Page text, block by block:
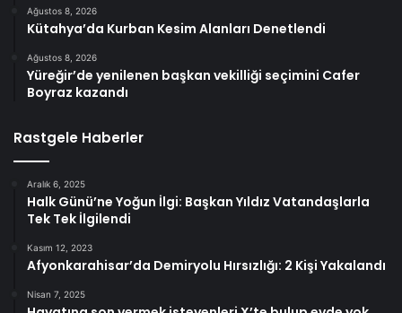
Ağustos 8, 2026
Kütahya’da Kurban Kesim Alanları Denetlendi
Ağustos 8, 2026
Yüreğir’de yenilenen başkan vekilliği seçimini Cafer
Boyraz kazandı
Rastgele Haberler
Aralık 6, 2025
Halk Günü’ne Yoğun İlgi: Başkan Yıldız Vatandaşlarla
Tek Tek İlgilendi
Kasım 12, 2023
Afyonkarahisar’da Demiryolu Hırsızlığı: 2 Kişi Yakalandı
Nisan 7, 2025